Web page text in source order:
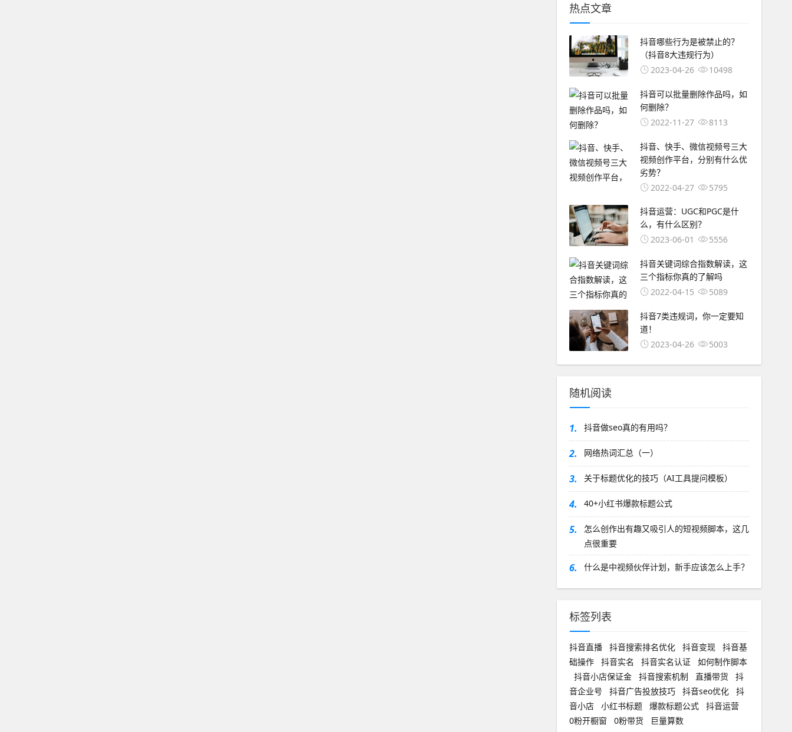
热点文章
抖音哪些行为是被禁止的？
（抖音8大违规行为）
2023-04-26
10498
抖音可以批量删除作品吗，如
何删除？
2022-11-27
8113
抖音、快手、微信视频号三大
视频创作平台，分别有什么优
劣势？
2022-04-27
5795
抖音运营：UGC和PGC是什
么，有什么区别？
2023-06-01
5556
抖音关键词综合指数解读，这
三个指标你真的了解吗
2022-04-15
5089
抖音7类违规词，你一定要知
道！
2023-04-26
5003
随机阅读
1. 抖音做seo真的有用吗？
2. 网络热词汇总（一）
3. 关于标题优化的技巧（AI工具提问模板）
4. 40+小红书爆款标题公式
5.
怎么创作出有趣又吸引人的短视频脚本，这几
点很重要
6. 什么是中视频伙伴计划，新手应该怎么上手？
标签列表
抖音直播 抖音搜索排名优化 抖音变现
抖音基
础操作
抖音实名 抖音实名认证
如何制作脚本
抖音小店保证金
抖音搜索机制 直播带货
抖
音企业号
抖音广告投放技巧 抖音seo优化
抖
音小店
小红书标题 爆款标题公式
抖音运营
0粉开橱窗
0粉带货 巨量算数